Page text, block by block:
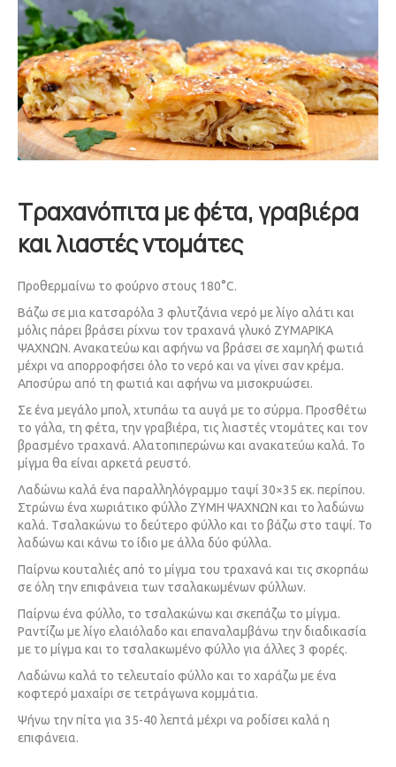
Τραχανόπιτα με φέτα, γραβιέρα
και λιαστές ντομάτες
Προθερμαίνω το φούρνο στους 180°C.
Βάζω σε μια κατσαρόλα 3 φλυτζάνια νερό με λίγο αλάτι και
μόλις πάρει βράσει ρίχνω τον τραχανά γλυκό ΖΥΜΑΡΙΚΑ
ΨΑΧΝΩΝ. Ανακατεύω και αφήνω να βράσει σε χαμηλή φωτιά
μέχρι να απορροφήσει όλο το νερό και να γίνει σαν κρέμα.
Αποσύρω από τη φωτιά και αφήνω να μισοκρυώσει.
Σε ένα μεγάλο μπολ, χτυπάω τα αυγά με το σύρμα. Προσθέτω
το γάλα, τη φέτα, την γραβιέρα, τις λιαστές ντομάτες και τον
βρασμένο τραχανά. Αλατοπιπερώνω και ανακατεύω καλά. Το
μίγμα θα είναι αρκετά ρευστό.
Λαδώνω καλά ένα παραλληλόγραμμο ταψί 30×35 εκ. περίπου.
Στρώνω ένα χωριάτικο φύλλο ΖΥΜΗ ΨΑΧΝΩΝ και το λαδώνω
καλά. Tσαλακώνω το δεύτερο φύλλο και το βάζω στο ταψί. Το
λαδώνω και κάνω το ίδιο με άλλα δύο φύλλα.
Παίρνω κουταλιές από το μίγμα του τραχανά και τις σκορπάω
σε όλη την επιφάνεια των τσαλακωμένων φύλλων.
Παίρνω ένα φύλλο, το τσαλακώνω και σκεπάζω το μίγμα.
Ραντίζω με λίγο ελαιόλαδο και επαναλαμβάνω την διαδικασία
με το μίγμα και το τσαλακωμένο φύλλο για άλλες 3 φορές.
Λαδώνω καλά το τελευταίο φύλλο και το χαράζω με ένα
κοφτερό μαχαίρι σε τετράγωνα κομμάτια.
Ψήνω την πίτα για 35-40 λεπτά μέχρι να ροδίσει καλά η
επιφάνεια.